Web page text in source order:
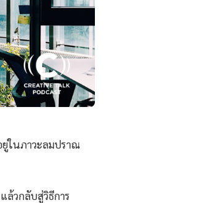
ในภาวะลมปราณ
ล้วกลับสู่วิธีการ